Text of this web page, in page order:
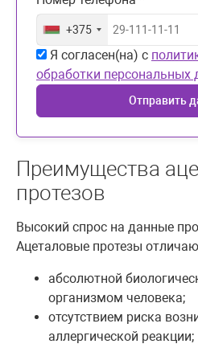
+375
Я согласен(на) с
обработки персональных
Отправить
Преимущества
протезов
Высокий спрос на данные
Ацеталовые протезы
абсолютной
организмом человека;
отсутствием риска
аллергической реакции;